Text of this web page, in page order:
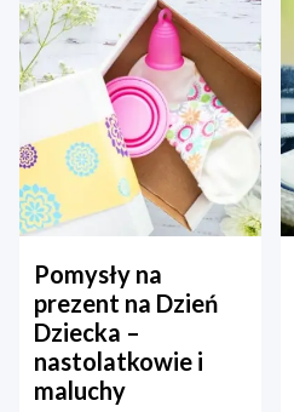
Pomysły na
prezent na Dzień
Dziecka –
nastolatkowie i
maluchy